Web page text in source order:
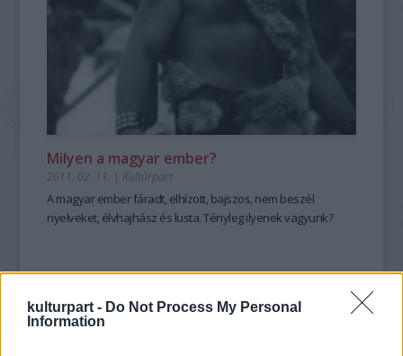
kulturpart - Do Not Process My Personal
Information
Milyen a magyar ember?
2011. 02. 11. | Kultúrpart
A magyar ember fáradt, elhízott, bajszos, nem beszél
nyelveket, élvhajhász és lusta. Tényleg ilyenek vagyunk?